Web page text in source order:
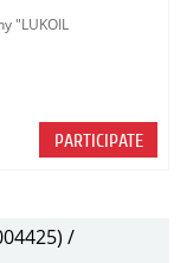
"LUKOIL
PARTICIPATE
/